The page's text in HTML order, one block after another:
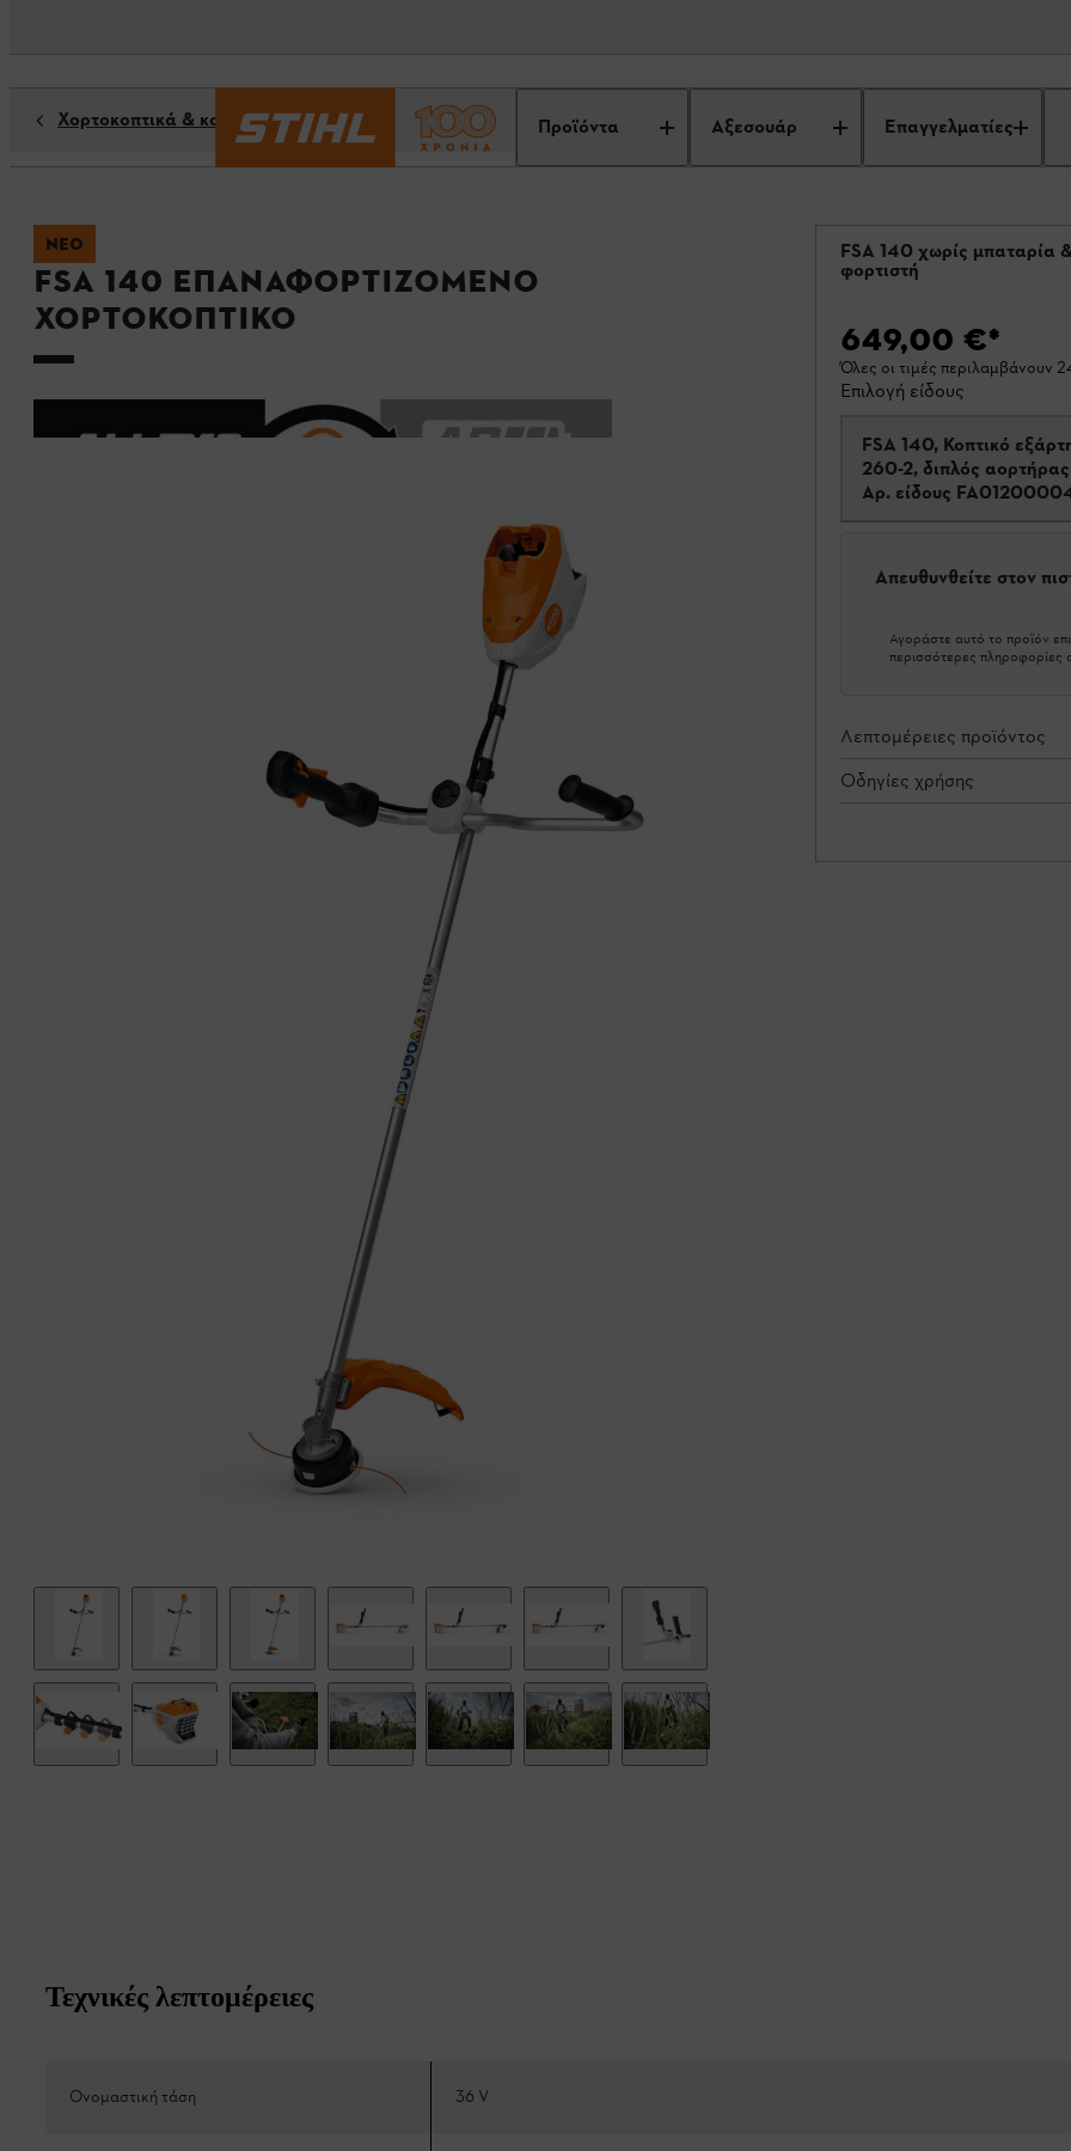
Προϊόντα Αξεσουάρ Επαγγελματίες
Χορτοκοπτικά & κοπτικά μηχανήματα
ΝΈΟ
FSA 140 Επαναφορτιζόμενο
Χορτοκοπτικό
FSA 140 χωρίς μπαταρία
φορτιστή
649,00 €*
Όλες οι τιμές περιλαμβάνουν
Επιλογή είδους
FSA 140, Κοπτικό
260-2, διπλός αορτήρας
Αρ. είδους
Απευθυνθείτε στον
Αγοράστε αυτό το προϊόν
περισσότερες πληροφορίες
Λεπτομέρειες προϊόντος
Οδηγίες χρήσης
Τεχνικές λεπτομέρειες
Ονομαστική τάση 36 V